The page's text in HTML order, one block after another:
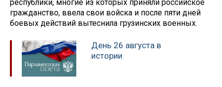
республики, многие из которых приняли российское
гражданство, ввела свои войска и после пяти дней
боевых действий вытеснила грузинских военных.
День 26 августа в
истории